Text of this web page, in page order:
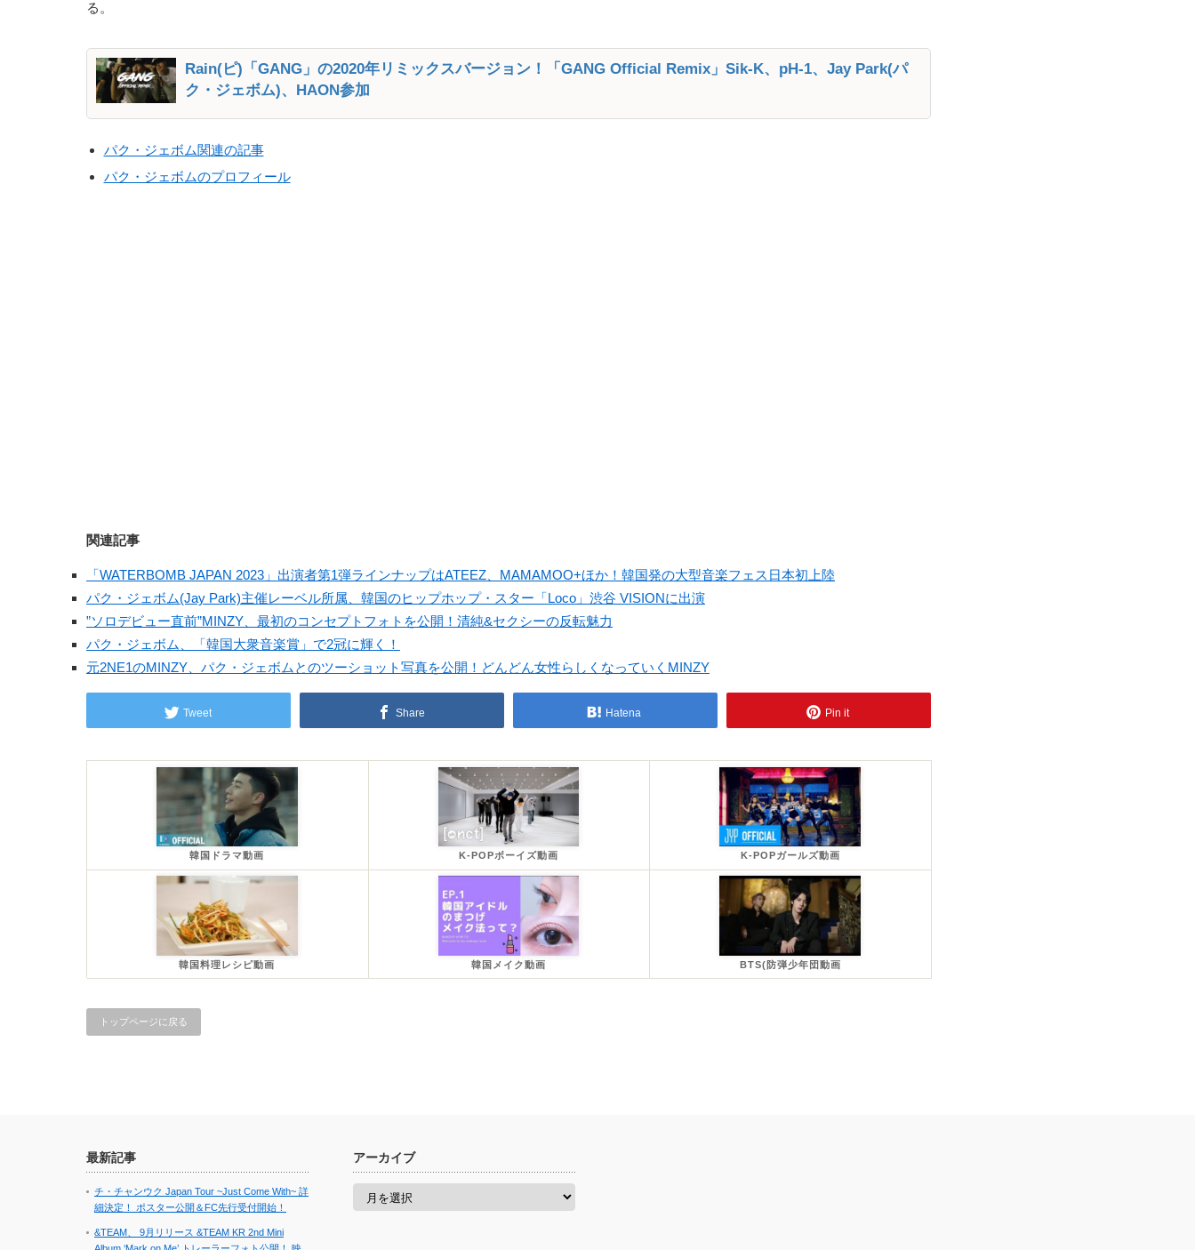
る。
Rain(ピ)「GANG」の2020年リミックスバージョン！「GANG Official Remix」Sik-K、pH-1、Jay Park(パ
ク・ジェボム)、HAON参加
パク・ジェボム関連の記事
パク・ジェボムのプロフィール
関連記事
「WATERBOMB JAPAN 2023」出演者第1弾ラインナップはATEEZ、MAMAMOO+ほか！韓国発の大型音楽フェス日本初上陸
パク・ジェボム(Jay Park)主催レーベル所属、韓国のヒップホップ・スター「Loco」渋谷 VISIONに出演
”ソロデビュー直前”MINZY、最初のコンセプトフォトを公開！清純&セクシーの反転魅力
パク・ジェボム、「韓国大衆音楽賞」で2冠に輝く！
元2NE1のMINZY、パク・ジェボムとのツーショット写真を公開！どんどん女性らしくなっていくMINZY
Tweet Share Hatena Pin it
韓国ドラマ動画 K-POPボーイズ動画 K-POPガールズ動画
韓国料理レシピ動画 韓国メイク動画 BTS(防弾少年団動画
トップページに戻る
最新記事
チ・チャンウク Japan Tour ~Just Come With~ 詳
細決定！ ポスター公開＆FC先行受付開始！
&TEAM、 9月リリース &TEAM KR 2nd Mini
アーカイブ
ア